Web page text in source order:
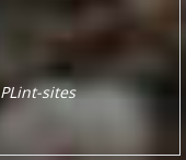
PLint-sites